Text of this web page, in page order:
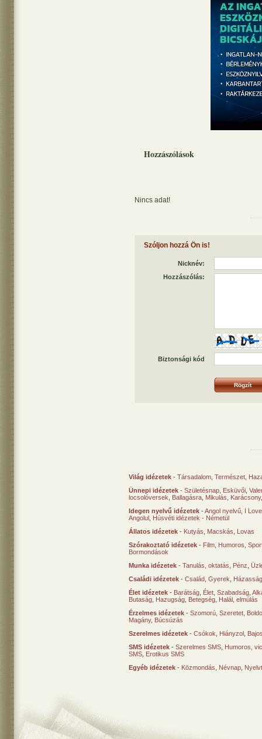
Hozzászólások
Nincs adat!
Szóljon hozzá Ön is!
Nicknév:
Hozzászólás:
Biztonsági kód
Világ idézetek - Társadalom Természet
Ünnepi idézetek - Születésnap Esküvői
locsolóversek
Ballagásra Mikulás Karácsony
Idegen nyelvű idézetek -Angol nyelvű I
Angolul Húsvéti idézetek - Németül
Állatos idézetek - Kutyás Macskás
Lovas
Szórakoztató idézetek - Film Humoros
Bormondások
Munka idézetek - Tanulás, oktatás Pénz
Családi idézetek - Család Gyerek
Élet idézetek - Barátság Élet Szabadság
Butaság Hazugság Betegség Halál, elmúlás
Érzelmes idézetek - Szomorú Szeretet
Magány, Búcsúzás
Szerelmes idézetek - Csókok Hiányzol
SMS idézetek - Szerelmes SMS Humoros,
SMS Erotikus SMS
Egyéb idézetek - Közmondás Névnap